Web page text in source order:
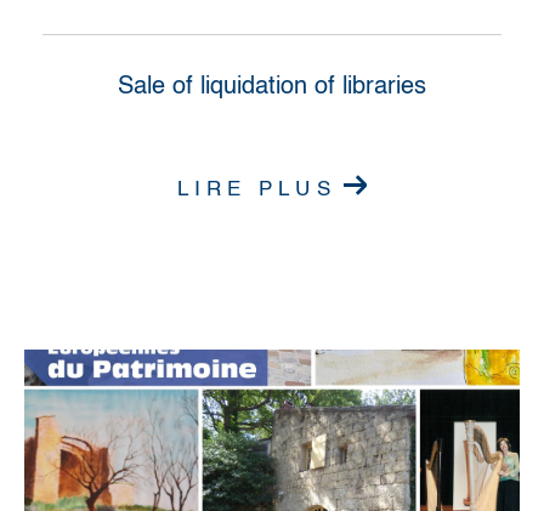
Sale of liquidation of libraries
LIRE PLUS